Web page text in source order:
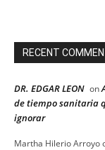
RECENT
DR. EDGAR LEON on
de tiempo sanitaria
ignorar
Martha Hilerio Arroyo